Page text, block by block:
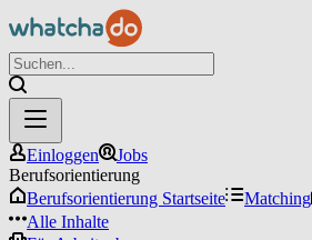
Einloggen
Jobs
Berufsorientierung
Berufsorientierung Startseite
Matching
Alle Inhalte